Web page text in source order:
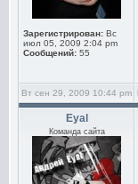
Зарегистрирован: Вс
июл 05, 2009 2:04 pm
Сообщений: 55
Вт сен 29, 2009 10:44 pm
Eyal
Команда сайта